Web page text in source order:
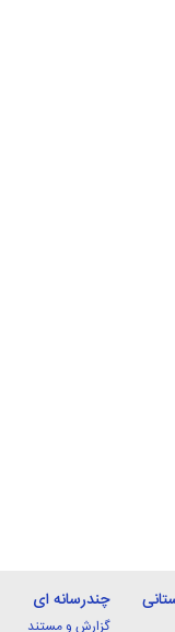
چندرسانه ای
گزارش و مستند